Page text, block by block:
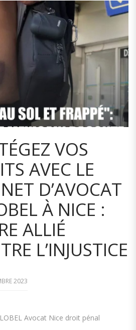
VOS
AVEC LE
D’AVOCAT
À NICE :
ALLIÉ
L’INJUSTICE
2023
Avocat Nice droit pénal